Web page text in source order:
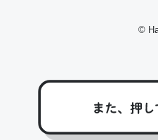
回線代ほとんどかからない
https://
─たまにLINEするくらいだった
©